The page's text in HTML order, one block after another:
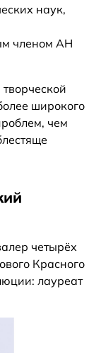
наук,
членом АН
широкого
чем
четырёх
Красного
лауреат